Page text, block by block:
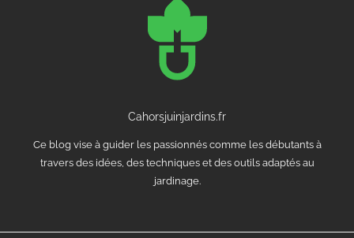
Cahorsjuinjardins.fr
Ce blog vise à guider les passionnés comme les débutants à
travers des idées, des techniques et des outils adaptés au
jardinage.